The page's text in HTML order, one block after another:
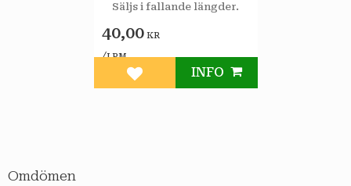
Omdömen
Säljs i fallande längder.
40,00KR
/LPM
Lägg till i favoriter
INFO